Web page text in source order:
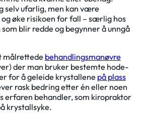
selv ufarlig, men kan være
øke risikoen for fall – særlig hos
blir redde og begynner å unngå
målrettedebehandlingsmanøvre
der man bruker bestemte hode-
for å geleide krystallenepå plass
rask bedring etter én eller noen
erfaren behandler, som kiropraktor
krystallsyke.